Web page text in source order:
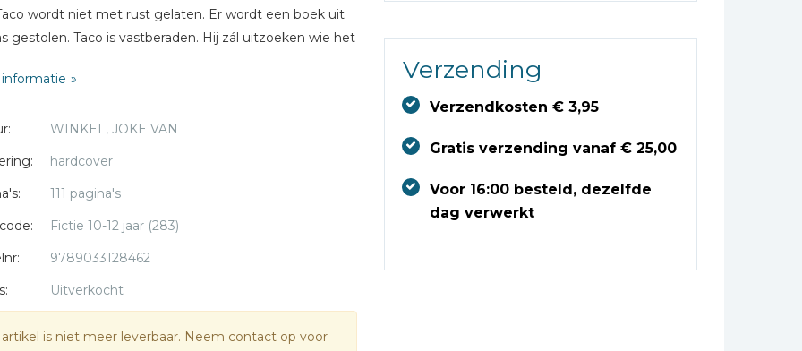
wordt niet met rust gelaten. Er wordt een boek uit
gestolen. Taco is vastberaden. Hij zál uitzoeken wie het
Taco een plan. Een geweldig plan. Maar hij moet niet
jaar, leesniveau M5.
Winkeldebuteerde in 2015 met
goed werd ontvangen. Schrijven is haar hobby.
WINKEL, JOKE VAN
hardcover
111 pagina's
Fictie 10-12 jaar (283)
9789033128462
Uitverkocht
is niet meer leverbaar. Neem contact op voor
Verzending
Verzendkosten € 3,95
Gratis verzending vanaf € 25,00
Voor 16:00 besteld, dezelfde
dag verwerkt